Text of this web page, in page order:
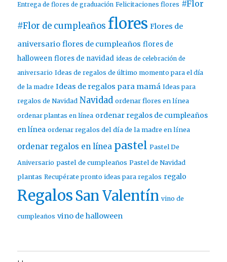
Entrega de flores de graduación Felicitaciones flores #Flor
#Flor de cumpleaños flores Flores de
aniversario flores de cumpleaños flores de
halloween flores de navidad ideas de celebración de
aniversario Ideas de regalos de último momento para el día
de la madre Ideas de regalos para mamá Ideas para
regalos de Navidad Navidad ordenar flores en línea
ordenar plantas en línea ordenar regalos de cumpleaños
en línea ordenar regalos del día de la madre en línea
ordenar regalos en línea pastel Pastel De
Aniversario pastel de cumpleaños Pastel de Navidad
plantas Recupérate pronto ideas para regalos regalo
Regalos San Valentín vino de
cumpleaños vino de halloween